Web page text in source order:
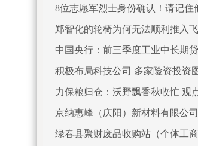
8位志愿军烈士身份确认！请记住
郑智化的轮椅为何无法顺利推入
中国央行：前三季度工业中长期
积极布局科技公司 多家险资投资
力保粮归仓：沃野飘香秋收忙 观
京纳惠峰（庆阳）新材料有限公
绿春县聚财废品收购站（个体工